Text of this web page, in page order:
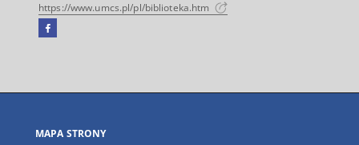
https://www.umcs.pl/pl/biblioteka.htm
Facebook
się
karcie
MAPA STRONY